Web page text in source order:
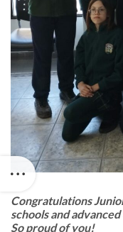
Congratulations
schools and
So proud of you!